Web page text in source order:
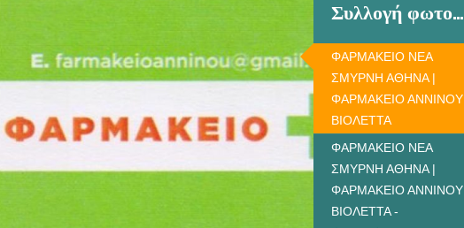
Συλλογή φωτογραφιών
ΦΑΡΜΑΚΕΙΟ ΝΕΑ
ΣΜΥΡΝΗ ΑΘΗΝΑ |
ΦΑΡΜΑΚΕΙΟ ΑΝΝΙΝΟΥ
ΒΙΟΛΕΤΤΑ
ΦΑΡΜΑΚΕΙΟ ΝΕΑ
ΣΜΥΡΝΗ ΑΘΗΝΑ |
ΦΑΡΜΑΚΕΙΟ ΑΝΝΙΝΟΥ
ΒΙΟΛΕΤΤΑ -